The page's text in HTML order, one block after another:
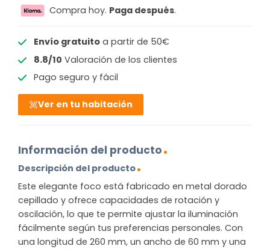
Compra hoy. Paga después.
Envío gratuitoa partir de 50€
8.8/10 Valoración de los clientes
Pago seguro y fácil
Ver en tu habitación
Información del producto
Descripción del producto
Este elegante foco está fabricado en metal dorado
cepillado y ofrece capacidades de rotación y
oscilación, lo que te permite ajustar la iluminación
fácilmente según tus preferencias personales. Con
una longitud de 260 mm, un ancho de 60 mm y una